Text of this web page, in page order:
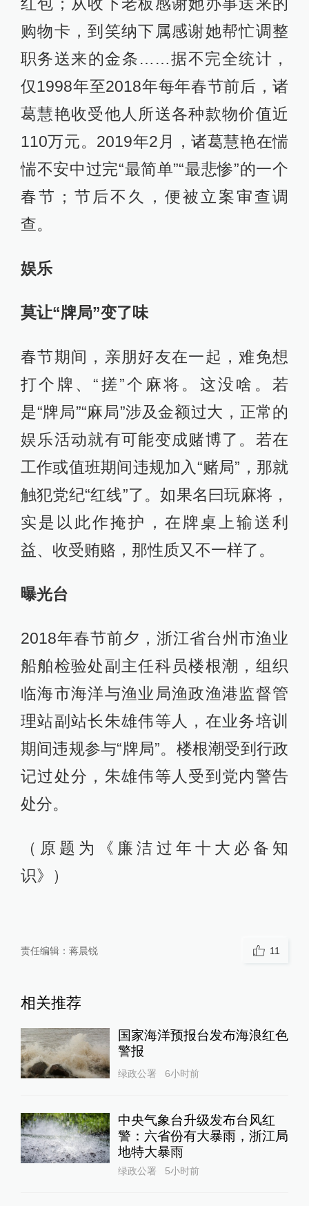
红包；从收下老板感谢她办事送来的
购物卡，到笑纳下属感谢她帮忙调整
职务送来的金条……据不完全统计，
仅1998年至2018年每年春节前后，诸
葛慧艳收受他人所送各种款物价值近
110万元。2019年2月，诸葛慧艳在惴
惴不安中过完“最简单”“最悲惨”的一个
春节；节后不久，便被立案审查调
查。
娱乐
莫让“牌局”变了味
春节期间，亲朋好友在一起，难免想
打个牌、“搓”个麻将。这没啥。若
是“牌局”“麻局”涉及金额过大，正常的
娱乐活动就有可能变成赌博了。若在
工作或值班期间违规加入“赌局”，那就
触犯党纪“红线”了。如果名曰玩麻将，
实是以此作掩护，在牌桌上输送利
益、收受贿赂，那性质又不一样了。
曝光台
2018年春节前夕，浙江省台州市渔业
船舶检验处副主任科员楼根潮，组织
临海市海洋与渔业局渔政渔港监督管
理站副站长朱雄伟等人，在业务培训
期间违规参与“牌局”。楼根潮受到行政
记过处分，朱雄伟等人受到党内警告
处分。
（原题为《廉洁过年十大必备知
识》）
责任编辑： 蒋晨锐 11
相关推荐
国家海洋预报台发布海浪红色
警报
绿政公署 6小时前
中央气象台升级发布台风红
警：六省份有大暴雨，浙江局
地特大暴雨
绿政公署 5小时前